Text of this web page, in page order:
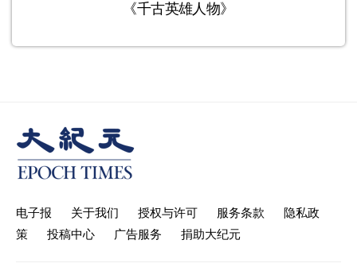
《千古英雄人物》
电子报 关于我们 授权与许可 服务条款
隐私政
策
投稿中心 广告服务 捐助大纪元